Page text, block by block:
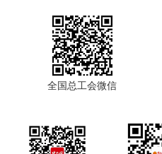
全国总工会微信